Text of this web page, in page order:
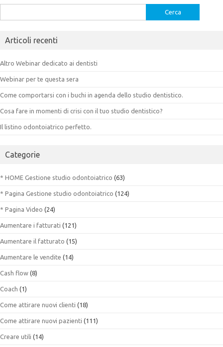
per:
Articoli recenti
Altro Webinar dedicato ai dentisti
Webinar per te questa sera
Come comportarsi con i buchi in agenda dello studio dentistico.
Cosa fare in momenti di crisi con il tuo studio dentistico?
Il listino odontoiatrico perfetto.
Categorie
* HOME Gestione studio odontoiatrico (63)
* Pagina Gestione studio odontoiatrico (124)
* Pagina Video (24)
Aumentare i fatturati (121)
Aumentare il fatturato (15)
Aumentare le vendite (14)
Cash flow (8)
Coach (1)
Come attirare nuovi clienti (18)
Come attirare nuovi pazienti (111)
Creare utili (14)